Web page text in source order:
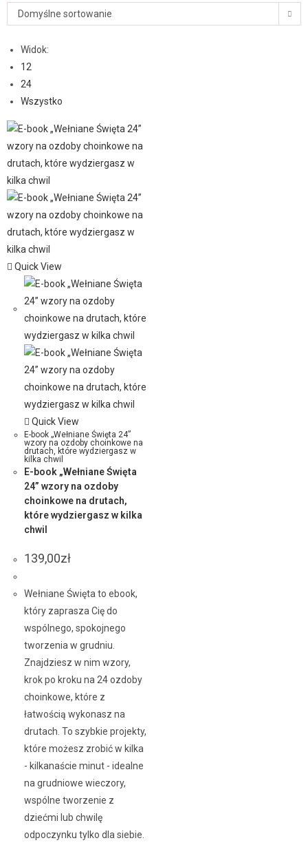
Domyślne sortowanie
Widok:
12
24
Wszystko
Quick View
Quick View
E-book „Wełniane Święta 24”
wzory na ozdoby choinkowe na
drutach, które wydziergasz w
kilka chwil
E-book „Wełniane Święta
24” wzory na ozdoby
choinkowe na drutach,
które wydziergasz w kilka
chwil
139,00zł
Wełniane Święta to ebook,
który zaprasza Cię do
wspólnego, spokojnego
tworzenia w grudniu.
Znajdziesz w nim wzory,
krok po kroku na 24 ozdoby
choinkowe, które z
łatwością wykonasz na
drutach. To szybkie projekty,
które możesz zrobić w kilka
- kilkanaście minut - idealne
na grudniowe wieczory,
wspólne tworzenie z
dziećmi lub chwilę
odpoczynku tylko dla siebie.